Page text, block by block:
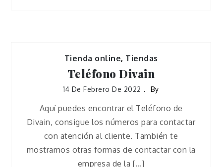
Tienda online, Tiendas
Teléfono Divain
14 De Febrero De 2022 By
Aquí puedes encontrar el Teléfono de
Divain, consigue los números para contactar
con atención al cliente. También te
mostramos otras formas de contactar con la
empresa de la […]